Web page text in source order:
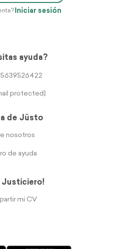
Iniciar sesión
ayuda?
protected]
de Jüsto
nosotros
de ayuda
Justiciero!
mi CV